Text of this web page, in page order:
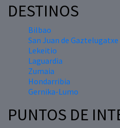
DESTINOS
Bilbao
San Juan de Gaztelugatxe
Lekeitio
Laguardia
Zumaia
Hondarribia
Gernika-Lumo
PUNTOS DE